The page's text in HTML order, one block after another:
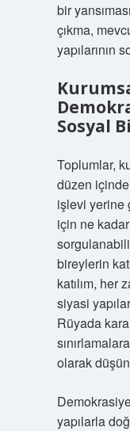
bir
çıkma,
yapılarının
Sosyal
Toplumlar,
düzen
işlevi yerine
için ne
bireylerin
katılım, her
siyasi
Rüyada
olarak
yapılarla